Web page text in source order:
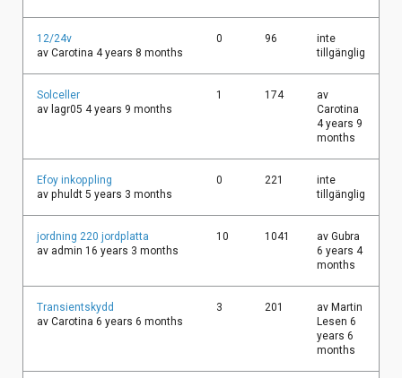
Vanligt
ämne
12/24v
av Carotina 4 years 8 months
0 96
inte
tillgänglig
Vanligt
ämne
Solceller
av lagr05 4 years 9 months
1 174
av
Carotina
4 years 9
months
Vanligt
ämne
Efoy inkoppling
av phuldt 5 years 3 months
0 221
inte
tillgänglig
Vanligt
ämne
jordning 220 jordplatta
av admin 16 years 3 months
10 1041 av Gubra
6 years 4
months
Vanligt
ämne
Transientskydd
av Carotina 6 years 6 months
3 201 av Martin
Lesen 6
years 6
months